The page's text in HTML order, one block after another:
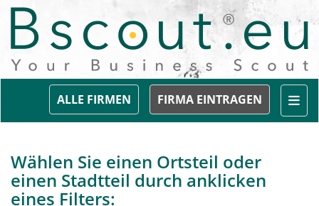
FIRMA EINTRAGEN
ALLE FIRMEN
Wählen Sie einen Ortsteil oder
einen Stadtteil durch anklicken
eines Filters: